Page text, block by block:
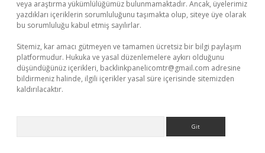
veya araştırma yükümlülüğümüz bulunmamaktadır. Ancak, üyelerimiz
yazdıkları içeriklerin sorumluluğunu taşımakta olup, siteye üye olarak
bu sorumluluğu kabul etmiş sayılırlar.
Sitemiz, kar amacı gütmeyen ve tamamen ücretsiz bir bilgi paylaşım
platformudur. Hukuka ve yasal düzenlemelere aykırı olduğunu
düşündüğünüz içerikleri, backlinkpanelicomtr@gmail.com adresine
bildirmeniz halinde, ilgili içerikler yasal süre içerisinde sitemizden
kaldırılacaktır.